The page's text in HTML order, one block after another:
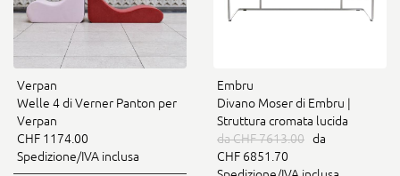
Verpan
Welle 4 di Verner Panton per
Verpan
CHF 1174.00
Spedizione/IVA inclusa
Embru
Divano Moser di Embru |
Struttura cromata lucida
da CHF 7613.00 da
CHF 6851.70